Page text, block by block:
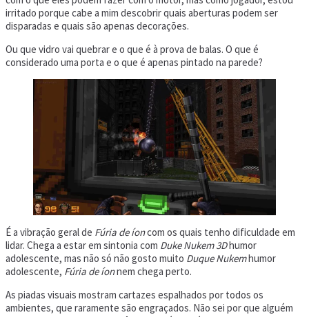
irritado porque cabe a mim descobrir quais aberturas podem ser
disparadas e quais são apenas decorações.
Ou que vidro vai quebrar e o que é à prova de balas. O que é
considerado uma porta e o que é apenas pintado na parede?
É a vibração geral de Fúria de íoncom os quais tenho dificuldade em
lidar. Chega a estar em sintonia com Duke Nukem 3Dhumor
adolescente, mas não só não gosto muito Duque Nukemhumor
adolescente, Fúria de íonnem chega perto.
As piadas visuais mostram cartazes espalhados por todos os
ambientes, que raramente são engraçados. Não sei por que alguém